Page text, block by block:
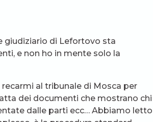
giudiziario di Lefortovo sta
e non ho in mente solo la
al tribunale di Mosca per
dei documenti che mostrano chi
dalle parti ecc… Abbiamo letto